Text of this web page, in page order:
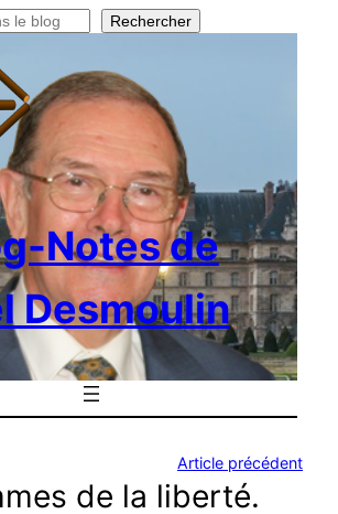
Rechercher
Notes de
Desmoulin
Article précédent
de la liberté.